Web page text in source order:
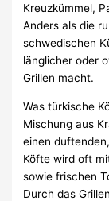
Kreuzkümmel,
Anders als die
schwedischen
länglicher oder
Grillen macht.
Was türkische
Mischung aus
einen
Köfte wird oft
sowie frischen
Durch das